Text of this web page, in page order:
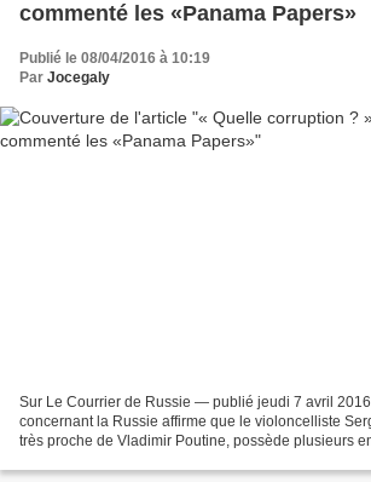
commenté les «Panama Papers»
Publié le 08/04/2016 à 10:19
Par Jocegaly
Sur Le Courrier de Russie — publié jeudi 7 avril 2016
concernant la Russie affirme que le violoncelliste
très proche de Vladimir Poutine, possède plusieurs